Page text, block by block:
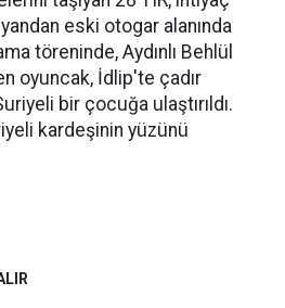
eski otogar alanında
töreninde, Aydınlı Behlül
oyuncak, İdlip'te çadır
bir çocuğa ulaştırıldı.
kardeşinin yüzünü